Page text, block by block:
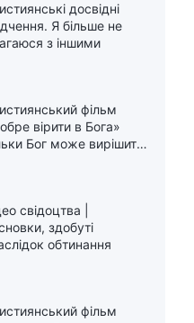
| Мій досвід
Євангелія у школі
| Як мені
моє вдаване
| Як я
від стабільної
досвідні
Я більше не
з іншими
фільм
вірити в Бога»
Бог може вирішити
свідоцтва |
здобуті
обтинання
фільм